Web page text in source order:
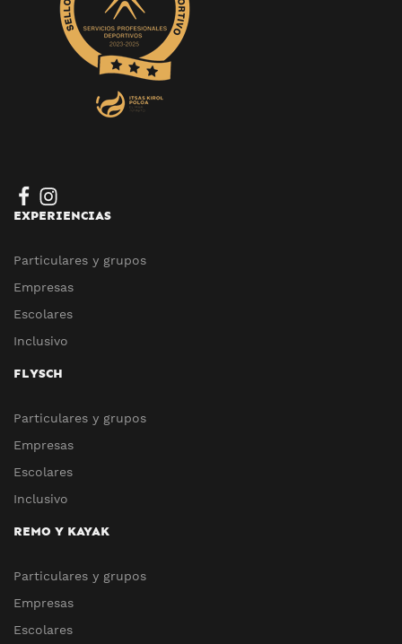
EXPERIENCIAS
Particulares y grupos
Empresas
Escolares
Inclusivo
FLYSCH
Particulares y grupos
Empresas
Escolares
Inclusivo
REMO Y KAYAK
Particulares y grupos
Empresas
Escolares